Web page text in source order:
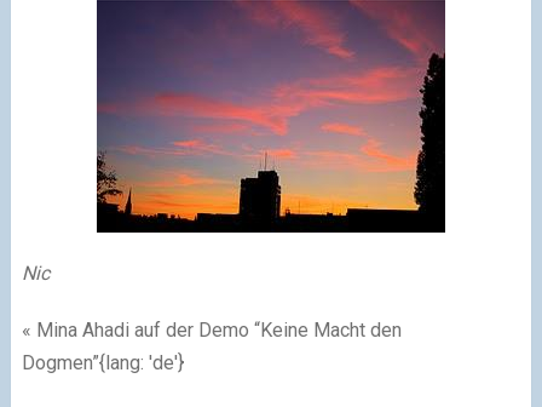
Nic
« Mina Ahadi auf der Demo “Keine Macht den
Dogmen”{lang: 'de'}